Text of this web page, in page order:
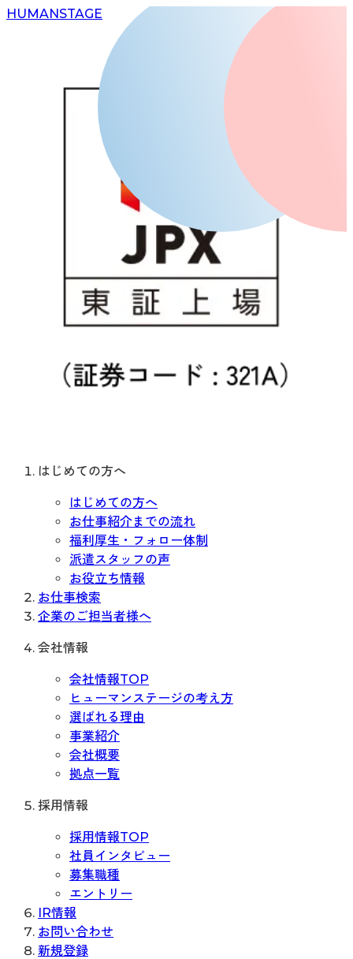
HUMANSTAGE
はじめての方へ
はじめての方へ
お仕事紹介までの流れ
福利厚生・フォロー体制
派遣スタッフの声
お役立ち情報
お仕事検索
企業のご担当者様へ
会社情報
会社情報TOP
ヒューマンステージの考え方
選ばれる理由
事業紹介
会社概要
拠点一覧
採用情報
採用情報TOP
社員インタビュー
募集職種
エントリー
IR情報
お問い合わせ
新規登録